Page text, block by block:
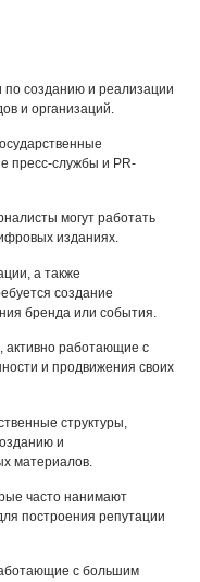
по созданию и реализации
и организаций.
пресс-службы и PR-
могут работать
изданиях.
а также
создание
бренда или события.
активно работающие с
и продвижения своих
структуры,
и
материалов.
часто нанимают
построения репутации
с большим